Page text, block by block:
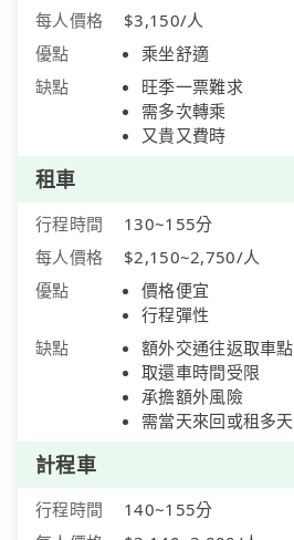
每人價格
$3,150/人
優點
乘坐舒適
缺點
旺季一票難求
需多次轉乘
又貴又費時
租車
行程時間
130~155分
每人價格
$2,150~2,750/人
優點
價格便宜
行程彈性
缺點
額外交通往返取車點
取還車時間受限
承擔額外風險
需當天來回或租多天
計程車
行程時間
140~155分